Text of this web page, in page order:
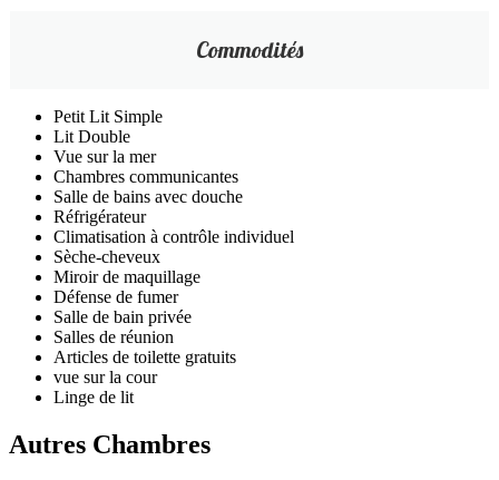
Commodités
Petit Lit Simple
Lit Double
Vue sur la mer
Chambres communicantes
Salle de bains avec douche
Réfrigérateur
Climatisation à contrôle individuel
Sèche-cheveux
Miroir de maquillage
Défense de fumer
Salle de bain privée
Salles de réunion
Articles de toilette gratuits
vue sur la cour
Linge de lit
Autres Chambres